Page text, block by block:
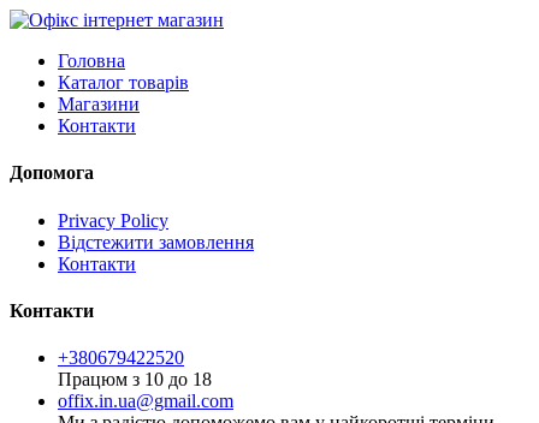
Головна
Каталог товарів
Магазини
Контакти
Допомога
Privacy Policy
Відстежити замовлення
Контакти
Контакти
+380679422520
Працюм з 10 до 18
offix.in.ua@gmail.com